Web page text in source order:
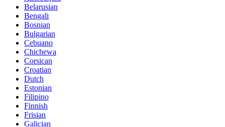
Belarusian
Bengali
Bosnian
Bulgarian
Cebuano
Chichewa
Corsican
Croatian
Dutch
Estonian
Filipino
Finnish
Frisian
Galician